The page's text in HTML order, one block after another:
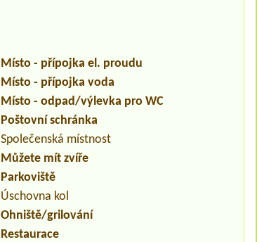
Místo - přípojka el. proudu
Místo - přípojka voda
Místo - odpad/výlevka pro WC
Poštovní schránka
Společenská místnost
Můžete mít zvíře
Parkoviště
Úschovna kol
Ohniště/grilování
Restaurace